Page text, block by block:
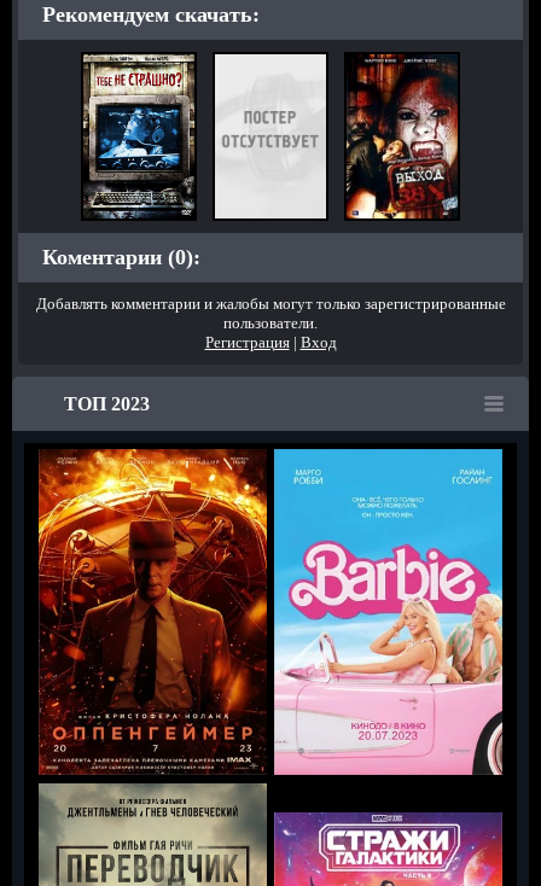
Рекомендуем скачать:
Коментарии (0):
Добавлять комментарии и жалобы могут только зарегистрированные
пользователи.
Регистрация| Вход
ТОП 2023